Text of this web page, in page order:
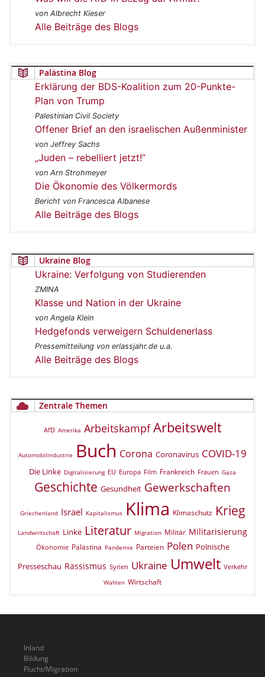
von Albrecht Kieser
Alle Beiträge des Blogs
Palästina Blog
Erklärung der BDS-Koalition zum 20-Punkte-
Plan von Trump
Palestinian Civil Society
Offener Brief an den israelischen Außenminister
von Jeffrey Sachs
„Juden – rebelliert jetzt!“
von Arn Strohmeyer
Die Ökonomie des Völkermords
Bericht von Francesca Albanese
Alle Beiträge des Blogs
Ukraine Blog
Ukraine: Verfolgung von Studierenden
ZMINA
Klasse und Nation in der Ukraine
von Angela Klein
Hedgefonds verweigern Schuldenerlass
Pressemitteilung von erlassjahr.de u.a.
Alle Beiträge des Blogs
Zentrale Themen
AfD Amerika Arbeitskampf Arbeitswelt
Automobilindustrie Buch Corona Coronavirus COVID-19
Die Linke Digitalisierung EU Europa Film Frankreich Frauen Gaza
Geschichte Gesundheit Gewerkschaften
Griechenland Israel Kapitalismus Klima Klimaschutz Krieg
Landwirtschaft Linke Literatur Migration Militär Militarisierung
Ökonomie Palästina Pandemie Parteien Polen Polnische
Presseschau Rassismus Syrien Ukraine Umwelt Verkehr
Wahlen Wirtschaft
Inland
Bildung
Flucht/Migration